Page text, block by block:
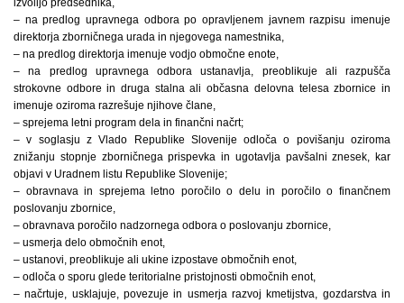
izvolijo predsednika,
– na predlog upravnega odbora po opravljenem javnem razpisu imenuje
direktorja zborničnega urada in njegovega namestnika,
– na predlog direktorja imenuje vodjo območne enote,
– na predlog upravnega odbora ustanavlja, preoblikuje ali razpušča
strokovne odbore in druga stalna ali občasna delovna telesa zbornice in
imenuje oziroma razrešuje njihove člane,
– sprejema letni program dela in finančni načrt;
– v soglasju z Vlado Republike Slovenije odloča o povišanju oziroma
znižanju stopnje zborničnega prispevka in ugotavlja pavšalni znesek, kar
objavi v Uradnem listu Republike Slovenije;
– obravnava in sprejema letno poročilo o delu in poročilo o finančnem
poslovanju zbornice,
– obravnava poročilo nadzornega odbora o poslovanju zbornice,
– usmerja delo območnih enot,
– ustanovi, preoblikuje ali ukine izpostave območnih enot,
– odloča o sporu glede teritorialne pristojnosti območnih enot,
– načrtuje, usklajuje, povezuje in usmerja razvoj kmetijstva, gozdarstva in